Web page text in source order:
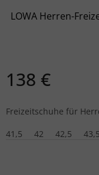
LOWA Herren-
138 €
Freizeitschuhe für
41,5
42 42,5 43,5